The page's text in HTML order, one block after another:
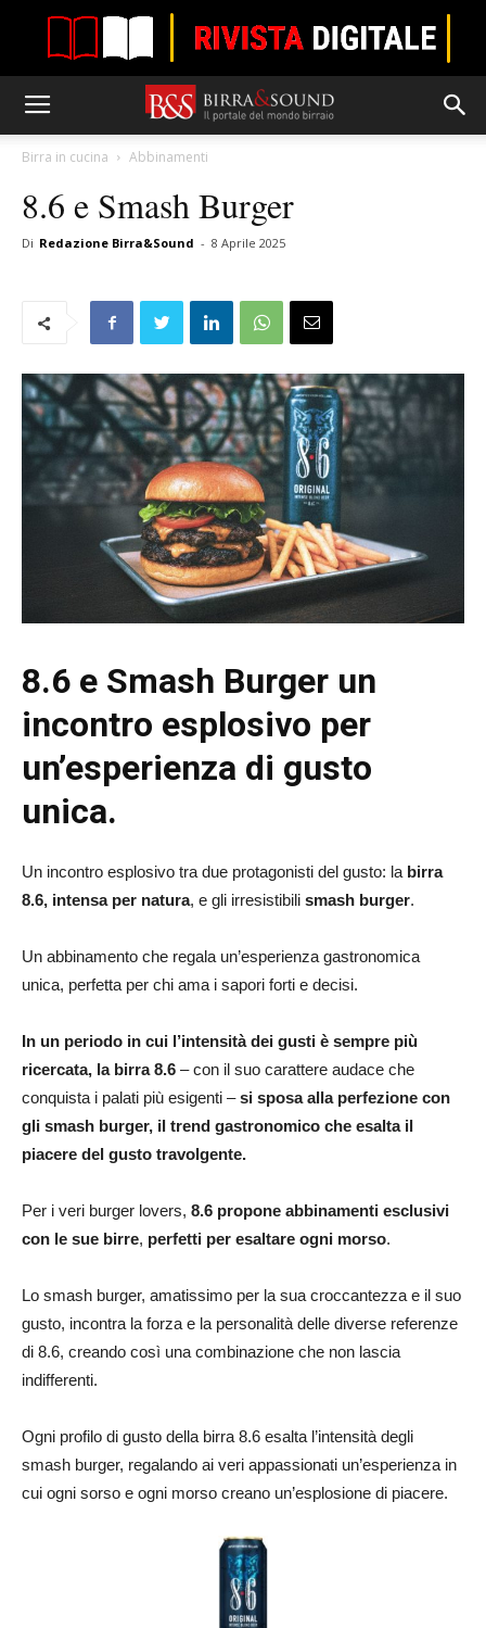
Birra in cucina Abbinamenti
8.6 e Smash Burger
Di Redazione Birra&Sound - 8 Aprile 2025
8.6 e Smash Burger un
incontro esplosivo per
un’esperienza di gusto
unica.
Un incontro esplosivo tra due protagonisti del gusto: la birra
8.6, intensa per natura, e gli irresistibili smash burger.
Un abbinamento che regala un’esperienza gastronomica
unica, perfetta per chi ama i sapori forti e decisi.
In un periodo in cui l’intensità dei gusti è sempre più
ricercata, la birra 8.6 – con il suo carattere audace che
conquista i palati più esigenti –si sposa alla perfezione con
gli smash burger, il trend gastronomico che esalta il
piacere del gusto travolgente.
Per i veri burger lovers, 8.6 propone abbinamenti esclusivi
con le sue birre, perfetti per esaltare ogni morso.
Lo smash burger, amatissimo per la sua croccantezza e il suo
gusto, incontra la forza e la personalità delle diverse referenze
di 8.6, creando così una combinazione che non lascia
indifferenti.
Ogni profilo di gusto della birra 8.6 esalta l’intensità degli
smash burger, regalando ai veri appassionati un’esperienza in
cui ogni sorso e ogni morso creano un’esplosione di piacere.